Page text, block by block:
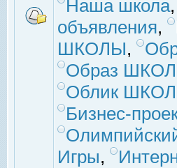
Наша школа,
объявления,
ШКОЛЫ,
Образ
Облик
Бизнес-
Игры,